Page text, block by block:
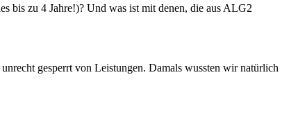
bis zu 4 Jahre!)? Und was ist mit denen, die aus ALG2
gesperrt von Leistungen. Damals wussten wir natürlich